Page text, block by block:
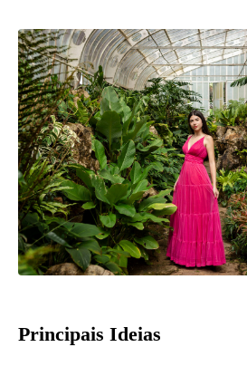
Principais Ideias